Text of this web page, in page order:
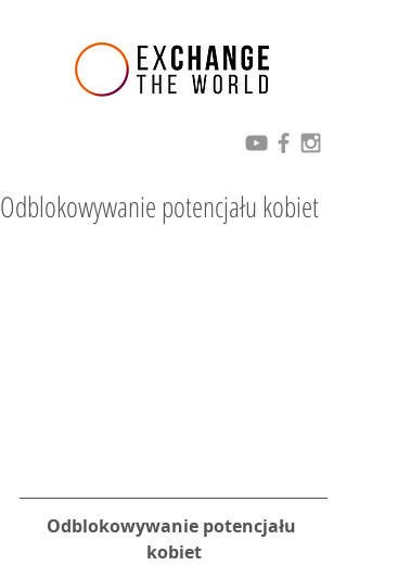
Odblokowywanie potencjału kobiet
Odblokowywanie potencjału
kobiet